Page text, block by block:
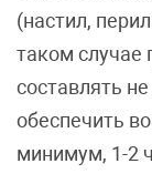
(настил,
таком случае
составлять
обеспечить
минимум, 1-2